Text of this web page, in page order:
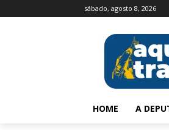
sábado, agosto 8, 2026
HOME A